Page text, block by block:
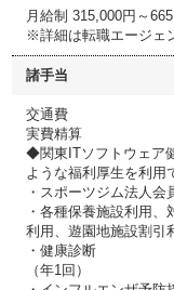
月給制 315,000円～
※詳細は転職エージェ
諸手当
交通費
実費精算
◆関東ITソフトウェア
ような福利厚生を利用
・スポーツジム法人会
・各種保養施設利用
利用、遊園地施設割引
・健康診断
（年1回）